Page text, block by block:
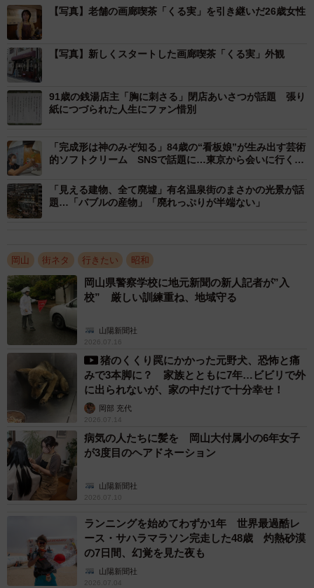
2/3
老舗喫茶店を引き継いだ納夢さん
納夢さんによると、くる実は前店主夫妻が1964年に創業し
た。夫は画商で、店内には多くの絵画が飾られ、絵画展も
守ったが高齢のため引退。店の改装を相談した建築家の娘
の納夢さんが引き継ぐことになったという。
高校時代から喫茶店やコーヒーが好きだったという納夢さ
ん。智頭町でのカフェ運営は、デザイン会社と契約して取
り組んでいる地方創生企画。自分の店を開くという夢を目
指していたところに、くる実を引き継ぐ話が舞い込んだ。
立地の良さや昔ながらの純喫茶の雰囲気が気に入り、店名
はそのままに、内装は以前の雰囲気を残して修繕。平日は
智頭町に暮らし、週末、実家に帰省し、家族に手伝っても
らいながらくる実を営業する。
【写真】老舗の画廊喫茶「くる実」を引き継いだ26歳女性
【写真】新しくスタートした画廊喫茶「くる実」外観
91歳の銭湯店主「胸に刺さる」閉店あいさつが話題 張り
紙につづられた人生にファン惜別
「完成形は神のみぞ知る」84歳の“看板娘”が生み出す芸術
的ソフトクリーム SNSで話題に…東京から会いに行く人
「見える建物、全て廃墟」有名温泉街のまさかの光景が話
題…「バブルの産物」「廃れっぷりが半端ない」
岡山 街ネタ 行きたい 昭和
岡山県警察学校に地元新聞の新人記者が”入
校” 厳しい訓練重ね、地域守る
山陽新聞社
2026.07.16
猪のくくり罠にかかった元野犬、恐怖と痛
みで3本脚に？ 家族とともに7年…ビビリで外
に出られないが、家の中だけで十分幸せ！
岡部 充代
2026.07.14
病気の人たちに髪を 岡山大付属小の6年女子
が3度目のヘアドネーション
山陽新聞社
2026.07.10
ランニングを始めてわずか1年 世界最過酷レ
ース・サハラマラソン完走した48歳 灼熱砂漠
の7日間、幻覚を見た夜も
山陽新聞社
2026.07.04